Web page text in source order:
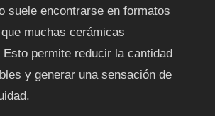
suele encontrarse en formatos
muchas cerámicas
permite reducir la cantidad
y generar una sensación de